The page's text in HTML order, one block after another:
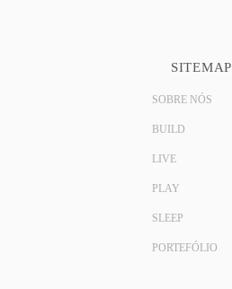
SITEMAP
SOBRE NÓS
BUILD
LIVE
PLAY
SLEEP
PORTEFÓLIO